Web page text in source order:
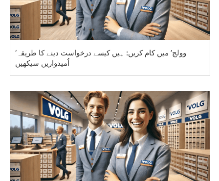
‘وولج’ میں کام کریں: ہیں کیسے درخواست دینے کا طریقہ
اُمیدواریں سیکھیں